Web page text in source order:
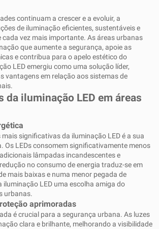
continuam a crescer e a evoluir, a
de iluminação eficientes, sustentáveis ​​e
vez mais importante. As áreas urbanas
que aumente a segurança, apoie as
e contribua para o apelo estético do
LED emergiu como uma solução líder,
vantagens em relação aos sistemas de
da iluminação LED em áreas
significativas da iluminação LED é a sua
Os LEDs consomem significativamente menos
lâmpadas incandescentes e
no consumo de energia traduz-se em
mais baixas e numa menor pegada de
LED uma escolha amiga do
urbanas.
aprimoradas
é crucial para a segurança urbana. As luzes
clara e brilhante, melhorando a visibilidade